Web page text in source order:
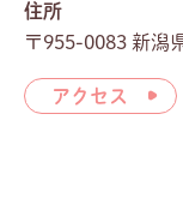
住所
〒955-0083 新潟
アクセス